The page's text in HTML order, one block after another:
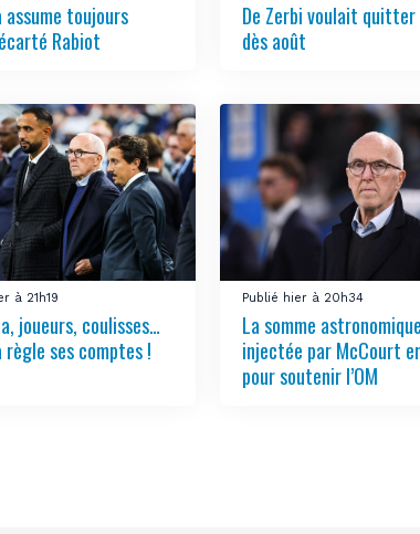
assume toujours
Rabiot
De Zerbi voulait quitter
dès août
à 21h19
joueurs, coulisses…
règle ses comptes !
Publié hier à 20h34
La somme astronomique
injectée par McCourt
pour soutenir l’OM